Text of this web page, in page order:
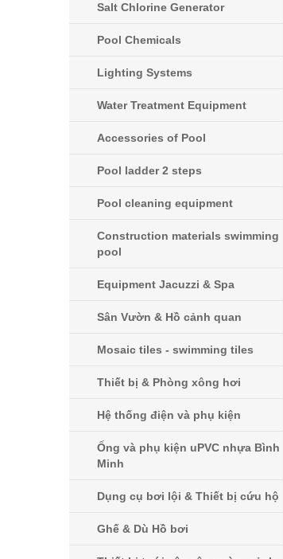
Salt Chlorine Generator
Pool Chemicals
Lighting Systems
Water Treatment Equipment
Accessories of Pool
Pool ladder 2 steps
Pool cleaning equipment
Construction materials swimming
pool
Equipment Jacuzzi & Spa
Sân Vườn & Hồ cảnh quan
Mosaic tiles - swimming tiles
Thiết bị & Phòng xông hơi
Hệ thống điện và phụ kiện
Ống và phụ kiện uPVC nhựa Bình
Minh
Dụng cụ bơi lội & Thiết bị cứu hộ
Ghế & Dù Hồ bơi